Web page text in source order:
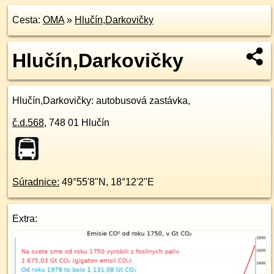
Cesta: OMA» Hlučín,Darkovičky
Hlučín,Darkovičky
Hlučín,Darkovičky: autobusová zastávka,
č.d.568, 748 01 Hlučín
Súradnice: 49°55'8"N , 18°12'2"E
Extra: